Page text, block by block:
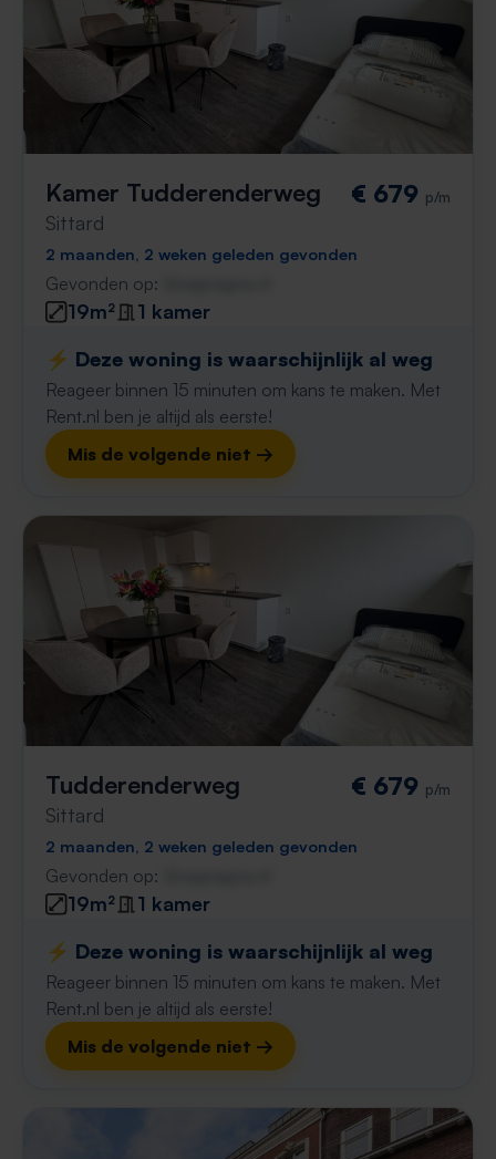
Kamer Tudderenderweg
Sittard
€ 679 p/m
2 maanden, 2 weken geleden gevonden
Gevonden op:
19m²
1 kamer
⚡️ Deze woning is waarschijnlijk al weg
Reageer binnen 15 minuten om kans te maken. Met
Rent.nl ben je altijd als eerste!
Mis de volgende niet →
Tudderenderweg
Sittard
€ 679 p/m
2 maanden, 2 weken geleden gevonden
Gevonden op:
19m²
1 kamer
⚡️ Deze woning is waarschijnlijk al weg
Reageer binnen 15 minuten om kans te maken. Met
Rent.nl ben je altijd als eerste!
Mis de volgende niet →